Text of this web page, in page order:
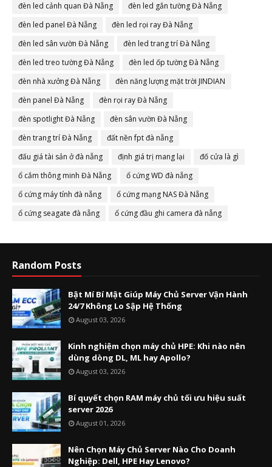
đèn led cảnh quan Đà Nẵng
đèn led gắn tường Đà Nẵng
đèn led panel Đà Nẵng
đèn led rọi ray Đà Nẵng
đèn led sân vườn Đà Nẵng
đèn led trang trí Đà Nẵng
đèn led treo tường Đà Nẵng
đèn led ốp tường Đà Nẵng
đèn nhà xưởng Đà Nẵng
đèn năng lượng mặt trời JINDIAN
đèn panel Đà Nẵng
đèn rọi ray Đà Nẵng
đèn spotlight Đà Nẵng
đèn sân vườn Đà Nẵng
đèn trang trí Đà Nẵng
đất nền fpt đà nẵng
đấu giá tài sản ở đà nẵng
định giá trị mang lại
đố cửa là gì
ổ cắm thông minh Đà Nẵng
ổ cứng WD đà nẵng
ổ cứng máy tính đà nẵng
ổ cứng mạng NAS Đà Nẵng
ổ cứng seagate đà nẵng
ổ cứng đầu ghi camera đà nẵng
Random Posts
Bật Mí Bí Mật Giúp Máy Chủ Server Vận Hành
24/7 Không Lo Sập Hệ Thống
August 03, 2026
Kinh nghiệm chọn máy chủ HPE: Khi nào nên
dùng dòng DL, ML hay Apollo?
August 03, 2026
Bí quyết chọn RAM máy chủ tối ưu hiệu suất
server 2026
August 01, 2026
Nên Chọn Máy Chủ Server Nào Cho Doanh
Nghiệp: Dell, HPE Hay Lenovo?